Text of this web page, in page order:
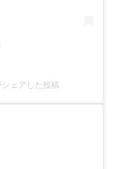
ェアした投稿